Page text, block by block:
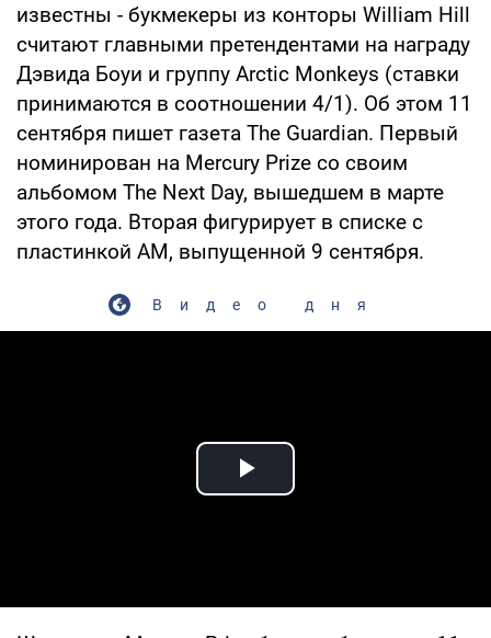
известны - букмекеры из конторы William Hill
считают главными претендентами на награду
Дэвида Боуи и группу Arctic Monkeys (ставки
принимаются в соотношении 4/1). Об этом 11
сентября пишет газета The Guardian. Первый
номинирован на Mercury Prize со своим
альбомом The Next Day, вышедшем в марте
этого года. Вторая фигурирует в списке с
пластинкой AM, выпущенной 9 сентября.
Видео дня
Play Video